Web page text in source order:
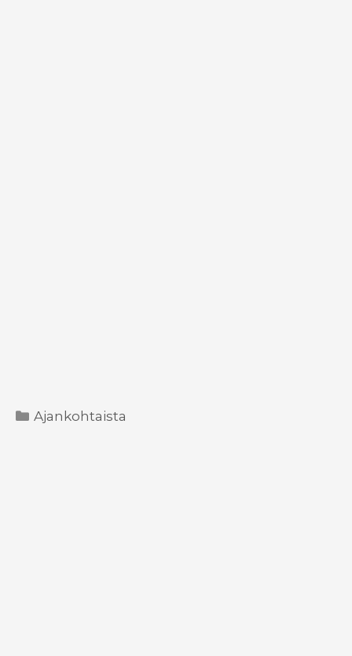
Kategoriat
Ajankohtaista